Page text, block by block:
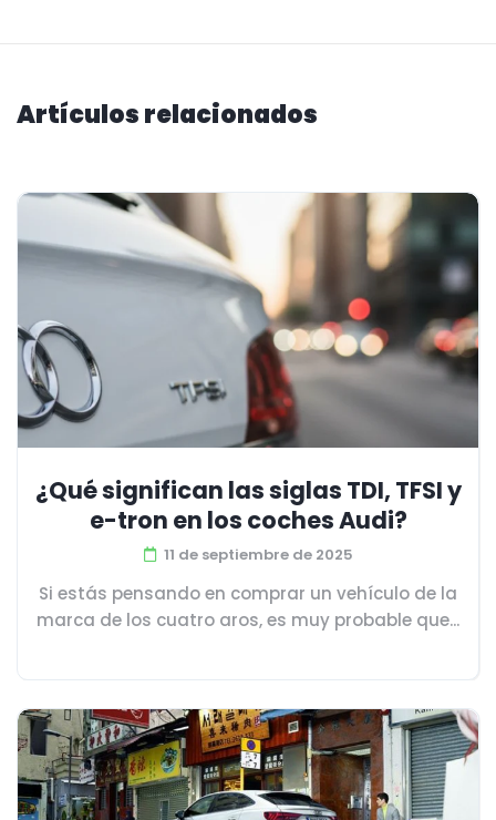
Artículos relacionados
¿Qué significan las siglas TDI, TFSI y
e-tron en los coches Audi?
11 de septiembre de 2025
Si estás pensando en comprar un vehículo de la
marca de los cuatro aros, es muy probable que...